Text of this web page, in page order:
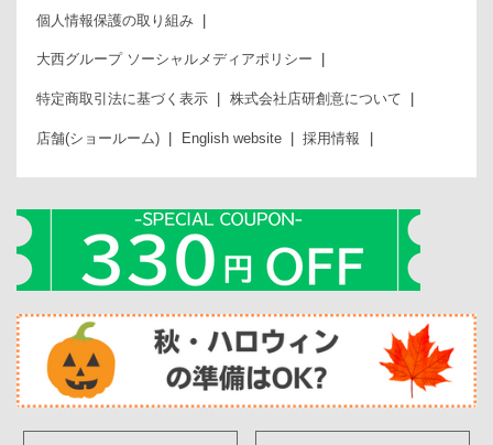
個人情報保護の取り組み
大西グループ ソーシャルメディアポリシー
特定商取引法に基づく表示 株式会社店研創意について
店舗(ショールーム) English website 採用情報